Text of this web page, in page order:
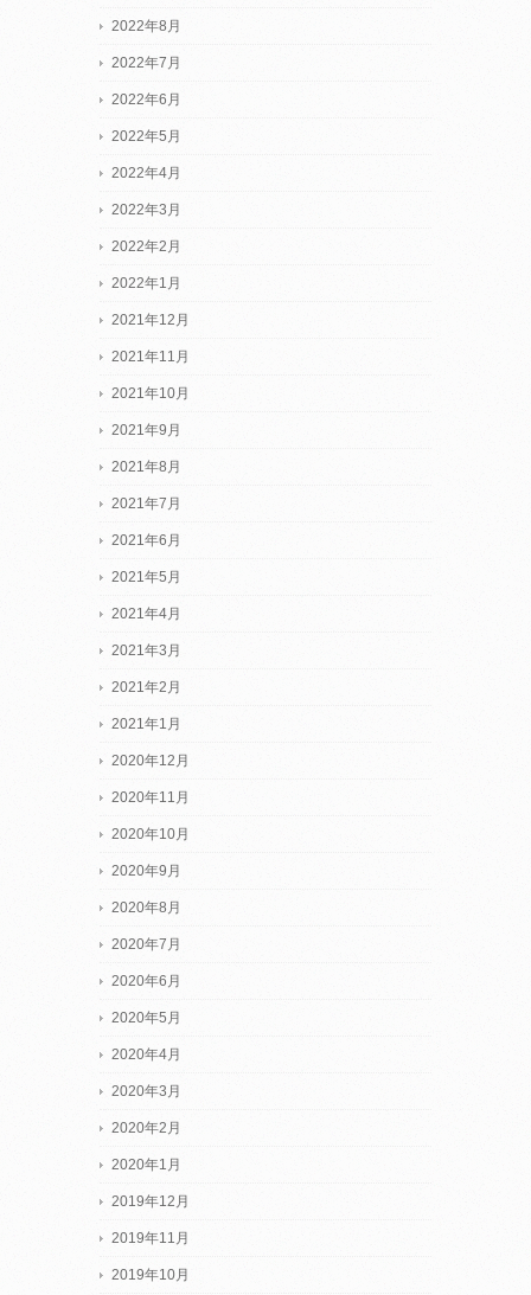
2022年8月
2022年7月
2022年6月
2022年5月
2022年4月
2022年3月
2022年2月
2022年1月
2021年12月
2021年11月
2021年10月
2021年9月
2021年8月
2021年7月
2021年6月
2021年5月
2021年4月
2021年3月
2021年2月
2021年1月
2020年12月
2020年11月
2020年10月
2020年9月
2020年8月
2020年7月
2020年6月
2020年5月
2020年4月
2020年3月
2020年2月
2020年1月
2019年12月
2019年11月
2019年10月